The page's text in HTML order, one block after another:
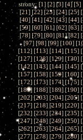
strony: [1] [2] [3] [4] [5]
[21] [22] [23] [24] [25] [
[40] [41] [42] [43] [44] [
[59] [60] [61] [62] [63] [
[78] [79] [80] [81] [82] [
[97] [98] [99] [100] [
[112] [113] [114] [115] [
[127] [128] [129] [130] [
[142] [143] [144] [145] [
[157] [158] [159] [160] [
[172] [173] [174] [175] [
[187] [188] [189] [190] [
[202] [203] [204] [205] [
[217] [218] [219] [220] [
[232] [233] [234] [235] [
[247] [248] [249] [250] [
[262] [263] [264] [265] [
[277] [278] [279] [280] [